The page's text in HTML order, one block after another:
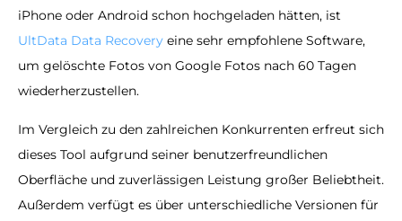
iPhone oder Android schon hochgeladen hätten, ist
UltData Data Recovery eine sehr empfohlene Software,
um gelöschte Fotos von Google Fotos nach 60 Tagen
wiederherzustellen.
Im Vergleich zu den zahlreichen Konkurrenten erfreut sich
dieses Tool aufgrund seiner benutzerfreundlichen
Oberfläche und zuverlässigen Leistung großer Beliebtheit.
Außerdem verfügt es über unterschiedliche Versionen für